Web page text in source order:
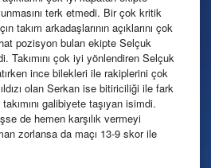
terk etmedi. Bir çok kritik
takım arkadaşlarının açıklarını çok
pozisyon bulan ekipte Selçuk
Takımını çok iyi yönlendiren Selçuk
ince bilekleri ile rakiplerini çok
olan Serkan ise bitiriciliği ile fark
galibiyete taşıyan isimdi.
de hemen karşılık vermeyi
zorlansa da maçı 13-9 skor ile